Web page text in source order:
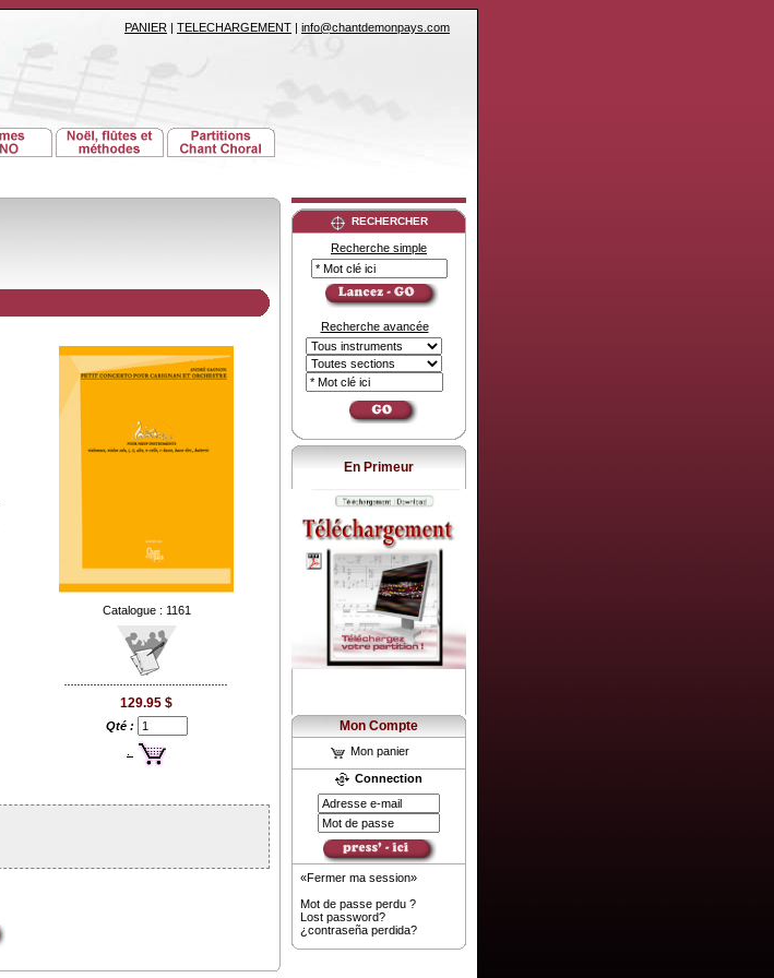
PANIER | TELECHARGEMENT | info@chantdemonpays.com
Catalogue : 1161
129.95 $
Qté :
RECHERCHER
Recherche simple
Recherche avancée
En Primeur
Mon Compte
Mon panier
Connection
«Fermer ma session»
Mot de passe perdu ?
Lost password?
¿contraseña perdida?